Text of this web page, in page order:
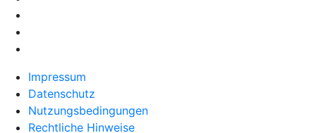
Impressum
Datenschutz
Nutzungsbedingungen
Rechtliche Hinweise